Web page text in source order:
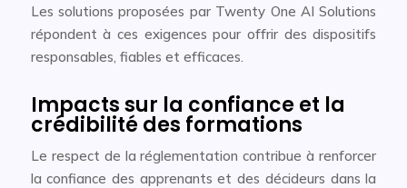
Les solutions proposées par Twenty One AI Solutions
répondent à ces exigences pour offrir des dispositifs
responsables, fiables et efficaces.
Impacts sur la confiance et la
crédibilité des formations
Le respect de la réglementation contribue à renforcer
la confiance des apprenants et des décideurs dans la